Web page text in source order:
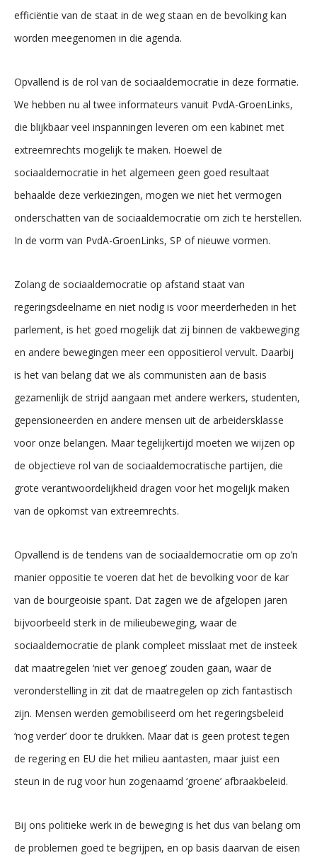
efficiëntie van de staat in de weg staan en de bevolking kan
worden meegenomen in die agenda.
Opvallend is de rol van de sociaaldemocratie in deze formatie.
We hebben nu al twee informateurs vanuit PvdA-GroenLinks,
die blijkbaar veel inspanningen leveren om een kabinet met
extreemrechts mogelijk te maken. Hoewel de
sociaaldemocratie in het algemeen geen goed resultaat
behaalde deze verkiezingen, mogen we niet het vermogen
onderschatten van de sociaaldemocratie om zich te herstellen.
In de vorm van PvdA-GroenLinks, SP of nieuwe vormen.
Zolang de sociaaldemocratie op afstand staat van
regeringsdeelname en niet nodig is voor meerderheden in het
parlement, is het goed mogelijk dat zij binnen de vakbeweging
en andere bewegingen meer een oppositierol vervult. Daarbij
is het van belang dat we als communisten aan de basis
gezamenlijk de strijd aangaan met andere werkers, studenten,
gepensioneerden en andere mensen uit de arbeidersklasse
voor onze belangen. Maar tegelijkertijd moeten we wijzen op
de objectieve rol van de sociaaldemocratische partijen, die
grote verantwoordelijkheid dragen voor het mogelijk maken
van de opkomst van extreemrechts.
Opvallend is de tendens van de sociaaldemocratie om op zo’n
manier oppositie te voeren dat het de bevolking voor de kar
van de bourgeoisie spant. Dat zagen we de afgelopen jaren
bijvoorbeeld sterk in de milieubeweging, waar de
sociaaldemocratie de plank compleet misslaat met de insteek
dat maatregelen ‘niet ver genoeg’ zouden gaan, waar de
veronderstelling in zit dat de maatregelen op zich fantastisch
zijn. Mensen werden gemobiliseerd om het regeringsbeleid
‘nog verder’ door te drukken. Maar dat is geen protest tegen
de regering en EU die het milieu aantasten, maar juist een
steun in de rug voor hun zogenaamd ‘groene’ afbraakbeleid.
Bij ons politieke werk in de beweging is het dus van belang om
de problemen goed te begrijpen, en op basis daarvan de eisen